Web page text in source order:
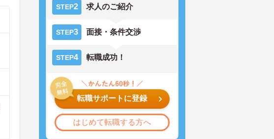
STEP2 求人のご紹介
STEP3 面接・条件交渉
STEP4 転職成功！
転職サポートに登録
はじめて転職する方へ